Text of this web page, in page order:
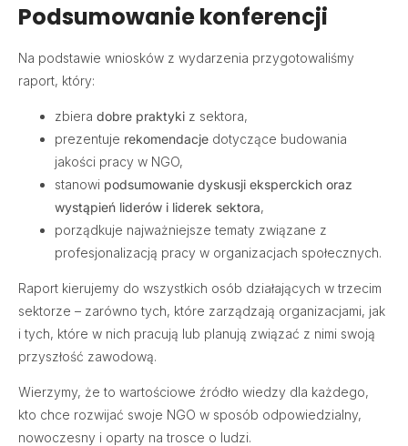
Podsumowanie konferencji
Na podstawie wniosków z wydarzenia przygotowaliśmy
raport, który:
zbiera dobre praktyki z sektora,
prezentuje rekomendacje dotyczące budowania
jakości pracy w NGO,
stanowi podsumowanie dyskusji eksperckich oraz
wystąpień liderów i liderek sektora,
porządkuje najważniejsze tematy związane z
profesjonalizacją pracy w organizacjach społecznych.
Raport kierujemy do wszystkich osób działających w trzecim
sektorze – zarówno tych, które zarządzają organizacjami, jak
i tych, które w nich pracują lub planują związać z nimi swoją
przyszłość zawodową.
Wierzymy, że to wartościowe źródło wiedzy dla każdego,
kto chce rozwijać swoje NGO w sposób odpowiedzialny,
nowoczesny i oparty na trosce o ludzi.